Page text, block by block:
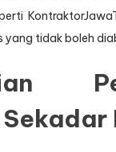
yang tidak boleh